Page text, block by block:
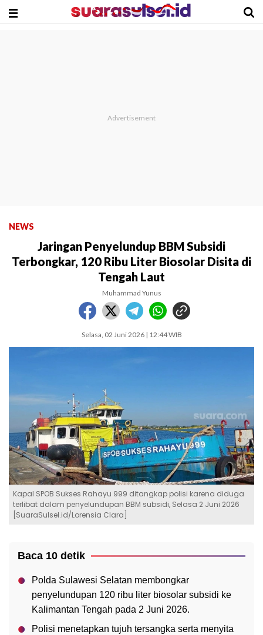
NEWS
Jaringan Penyelundup BBM Subsidi
Terbongkar, 120 Ribu Liter Biosolar Disita di
Tengah Laut
Muhammad Yunus
Selasa, 02 Juni 2026 | 12:44 WIB
Kapal SPOB Sukses Rahayu 999 ditangkap polisi karena diduga
terlibat dalam penyelundupan BBM subsidi, Selasa 2 Juni 2026
[SuaraSulsel.id/Lorensia Clara]
Baca 10 detik
Polda Sulawesi Selatan membongkar
penyelundupan 120 ribu liter biosolar subsidi ke
Kalimantan Tengah pada 2 Juni 2026.
Polisi menetapkan tujuh tersangka serta menyita